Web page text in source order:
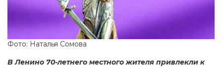
Фото: Наталья Сомова
В Ленино 70-летнего местного жителя привлекли к